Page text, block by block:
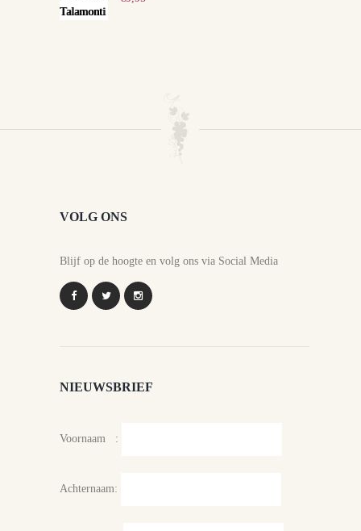
VOLG ONS
Blijf op de hoogte en volg ons via Social Media
NIEUWSBRIEF
Voornaam :
Achternaam: